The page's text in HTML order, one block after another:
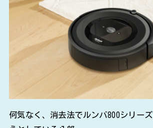
何気なく、消去法でルンバ800シリー